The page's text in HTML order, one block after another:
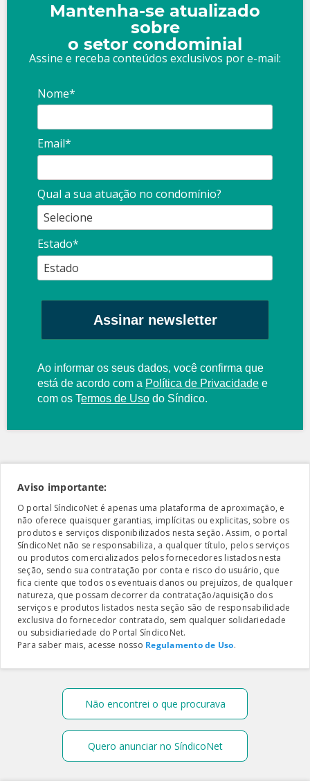
Mantenha-se atualizado
sobre
o setor condominial
Assine e receba conteúdos exclusivos por e-mail:
Nome*
Email*
Qual a sua atuação no condomínio?
Estado*
Assinar newsletter
Ao informar os seus dados, você confirma que
está de acordo com a Política de Privacidade e
com os Termos de Uso do Síndico.
Aviso importante:
O portal SíndicoNet é apenas uma plataforma de aproximação, e
não oferece quaisquer garantias, implícitas ou explicitas, sobre os
produtos e serviços disponibilizados nesta seção. Assim, o portal
SíndicoNet não se responsabiliza, a qualquer título, pelos serviços
ou produtos comercializados pelos fornecedores listados nesta
seção, sendo sua contratação por conta e risco do usuário, que
fica ciente que todos os eventuais danos ou prejuízos, de qualquer
natureza, que possam decorrer da contratação/aquisição dos
serviços e produtos listados nesta seção são de responsabilidade
exclusiva do fornecedor contratado, sem qualquer solidariedade
ou subsidiariedade do Portal SíndicoNet.
Para saber mais, acesse nosso Regulamento de Uso.
Não encontrei o que procurava
Quero anunciar no SíndicoNet